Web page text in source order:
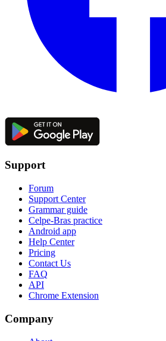
Support
Forum
Support Center
Grammar guide
Celpe-Bras practice
Android app
Help Center
Pricing
Contact Us
FAQ
API
Chrome Extension
Company